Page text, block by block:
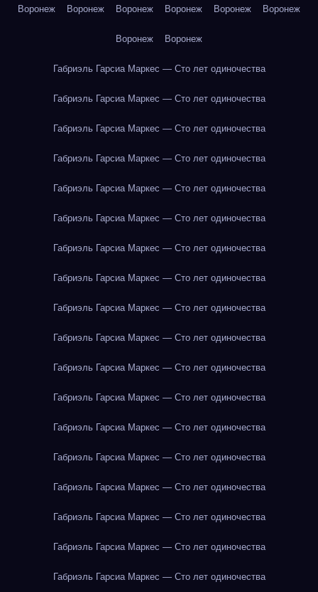
Воронеж Воронеж Воронеж Воронеж Воронеж Воронеж
Воронеж Воронеж
Габриэль Гарсиа Маркес — Сто лет одиночества
Габриэль Гарсиа Маркес — Сто лет одиночества
Габриэль Гарсиа Маркес — Сто лет одиночества
Габриэль Гарсиа Маркес — Сто лет одиночества
Габриэль Гарсиа Маркес — Сто лет одиночества
Габриэль Гарсиа Маркес — Сто лет одиночества
Габриэль Гарсиа Маркес — Сто лет одиночества
Габриэль Гарсиа Маркес — Сто лет одиночества
Габриэль Гарсиа Маркес — Сто лет одиночества
Габриэль Гарсиа Маркес — Сто лет одиночества
Габриэль Гарсиа Маркес — Сто лет одиночества
Габриэль Гарсиа Маркес — Сто лет одиночества
Габриэль Гарсиа Маркес — Сто лет одиночества
Габриэль Гарсиа Маркес — Сто лет одиночества
Габриэль Гарсиа Маркес — Сто лет одиночества
Габриэль Гарсиа Маркес — Сто лет одиночества
Габриэль Гарсиа Маркес — Сто лет одиночества
Габриэль Гарсиа Маркес — Сто лет одиночества